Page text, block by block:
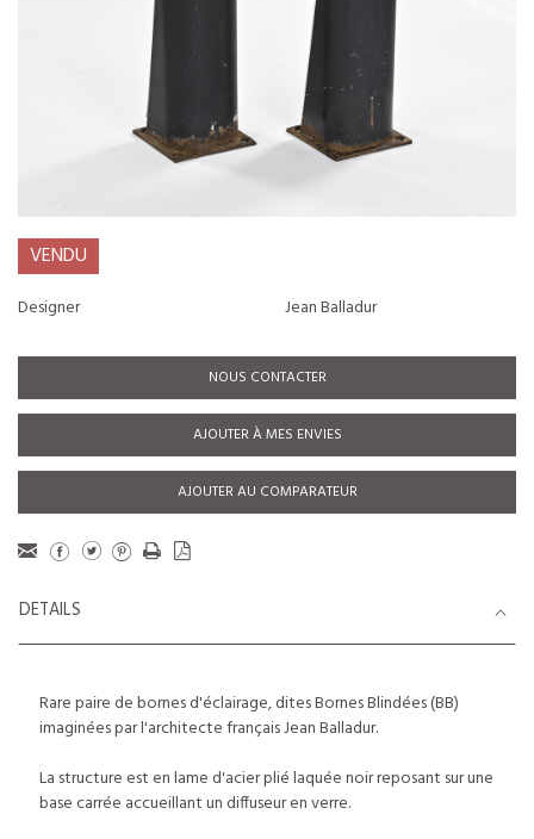
VENDU
Designer Jean Balladur
NOUS CONTACTER
AJOUTER À MES ENVIES
AJOUTER AU COMPARATEUR
DETAILS
Rare paire de bornes d'éclairage, dites Bornes Blindées (BB)
imaginées par l'architecte français Jean Balladur.
La structure est en lame d'acier plié laquée noir reposant sur une
base carrée accueillant un diffuseur en verre.